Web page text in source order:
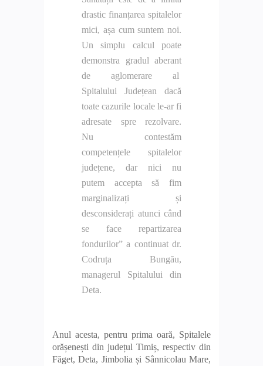
drastic finanțarea spitalelor
mici, așa cum suntem noi.
Un simplu calcul poate
demonstra gradul aberant
de aglomerare al
Spitalului Județean dacă
toate cazurile locale le-ar fi
adresate spre rezolvare.
Nu contestăm
competențele spitalelor
județene, dar nici nu
putem accepta să fim
marginalizați și
desconsiderați atunci când
se face repartizarea
fondurilor” a continuat dr.
Codruța Bungău,
managerul Spitalului din
Deta.
Anul acesta, pentru prima oară, Spitalele
orășenești din județul Timiș, respectiv din
Făget, Deta, Jimbolia și Sânnicolau Mare,